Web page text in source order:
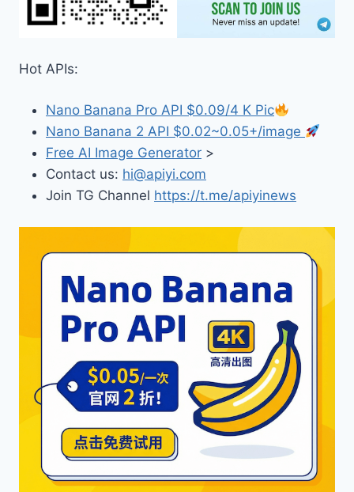
Hot APIs:
Nano Banana Pro API $0.09/4 K Pic
Nano Banana 2 API $0.02~0.05+/image
Free AI Image Generator >
Contact us: hi@apiyi.com
Join TG Channel https://t.me/apiyinews